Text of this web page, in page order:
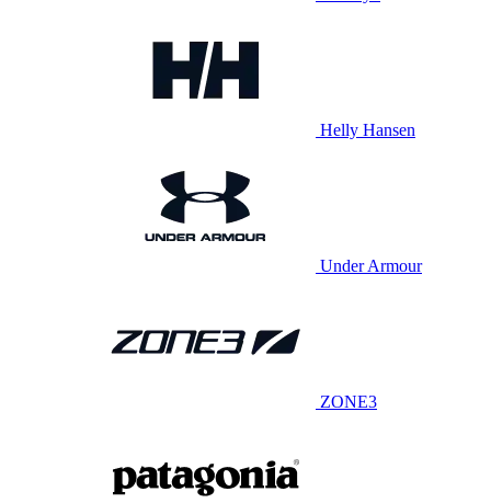
Helly Hansen
Under Armour
ZONE3